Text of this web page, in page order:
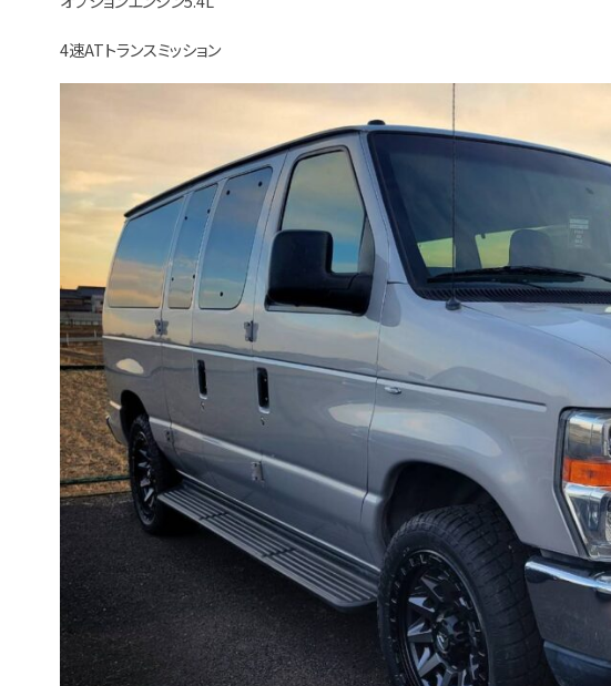
4速ATトランスミッション